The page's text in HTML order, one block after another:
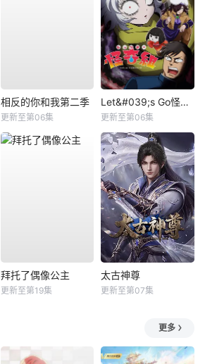
相反的你和我第二季
更新至第06集
Let&#039;s Go怪奇组
更新至第06集
拜托了偶像公主
更新至第19集
太古神尊
更新至第07集
更多